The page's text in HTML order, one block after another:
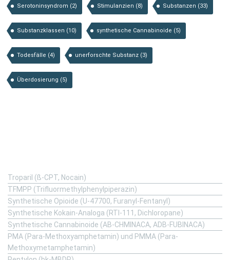
Serotoninsyndrom (2) Stimulanzien (8) Substanzen (33)
Substanzklassen (10) synthetische Cannabinoide (5)
Todesfälle (4) unerforschte Substanz (3)
Überdosierung (5)
Troparil (ß-CPT, Nocain)
TFMPP (Trifluormethylphenylpiperazin)
Synthetische Opioide (U-47700, Furanyl-Fentanyl)
Synthetische Kokain-Analoga (RTI-111, Dichloropane)
Synthetische Cannabinoide (AB-CHMINACA, ADB-FUBINACA)
PMA (Para-Methoxyamphetamin) und PMMA (Para-
Methoxymetamphetamin)